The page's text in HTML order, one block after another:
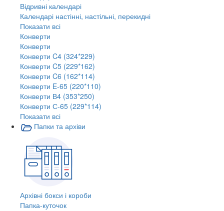
Відривні календарі
Календарі настінні, настільні, перекидні
Показати всі
Конверти
Конверти
Конверти C4 (324*229)
Конверти C5 (229*162)
Конверти C6 (162*114)
Конверти E-65 (220*110)
Конверти В4 (353*250)
Конверти С-65 (229*114)
Показати всі
Папки та архіви
Архівні бокси і короби
Папка-куточок